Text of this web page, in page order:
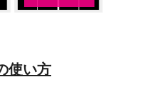
使い方